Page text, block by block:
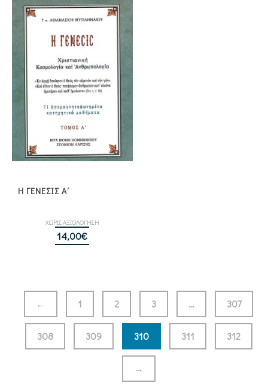
Η ΓΕΝΕΣΙΣ Α΄
ΧΩΡΙΣ ΑΞΙΟΛΟΓΗΣΗ
14,00€
← 1 2 3 … 307
308 309 310 311 312
→